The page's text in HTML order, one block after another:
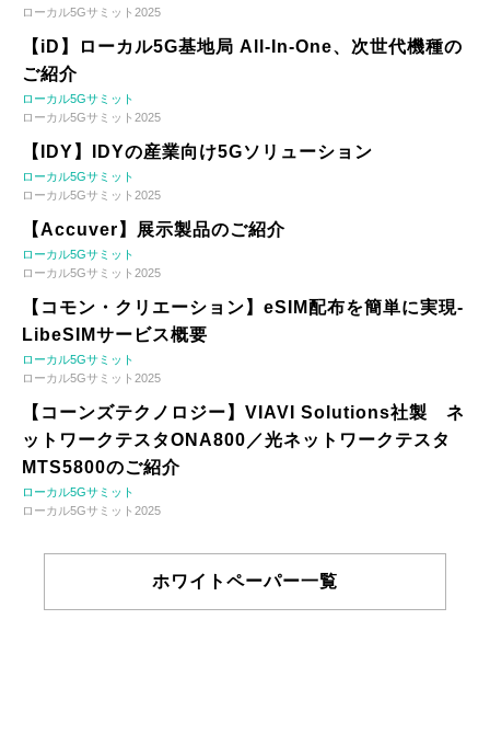
ローカル5Gサミット2025
【iD】ローカル5G基地局 All-In-One、次世代機種の
ご紹介
ローカル5Gサミット
ローカル5Gサミット2025
【IDY】IDYの産業向け5Gソリューション
ローカル5Gサミット
ローカル5Gサミット2025
【Accuver】展示製品のご紹介
ローカル5Gサミット
ローカル5Gサミット2025
【コモン・クリエーション】eSIM配布を簡単に実現-
LibeSIMサービス概要
ローカル5Gサミット
ローカル5Gサミット2025
【コーンズテクノロジー】VIAVI Solutions社製 ネ
ットワークテスタONA800／光ネットワークテスタ
MTS5800のご紹介
ローカル5Gサミット
ローカル5Gサミット2025
ホワイトペーパー一覧